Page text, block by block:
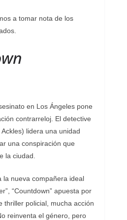
a tomar nota de los
en Los Ángeles pone
contrarreloj. El detective
lidera una unidad
una conspiración que
la ciudad.
la nueva compañera ideal
“Countdown” apuesta por
thriller policial, mucha acción
reinventa el género, pero